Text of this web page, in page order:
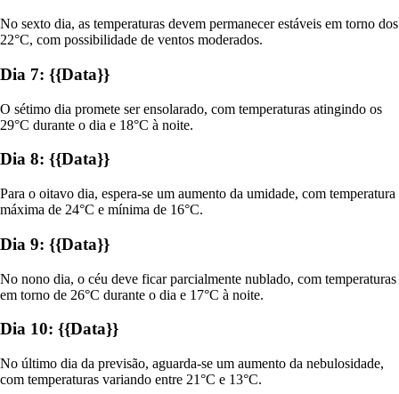
No sexto dia, as temperaturas devem permanecer estáveis em torno dos
22°C, com possibilidade de ventos moderados.
Dia 7: {{Data}}
O sétimo dia promete ser ensolarado, com temperaturas atingindo os
29°C durante o dia e 18°C à noite.
Dia 8: {{Data}}
Para o oitavo dia, espera-se um aumento da umidade, com temperatura
máxima de 24°C e mínima de 16°C.
Dia 9: {{Data}}
No nono dia, o céu deve ficar parcialmente nublado, com temperaturas
em torno de 26°C durante o dia e 17°C à noite.
Dia 10: {{Data}}
No último dia da previsão, aguarda-se um aumento da nebulosidade,
com temperaturas variando entre 21°C e 13°C.